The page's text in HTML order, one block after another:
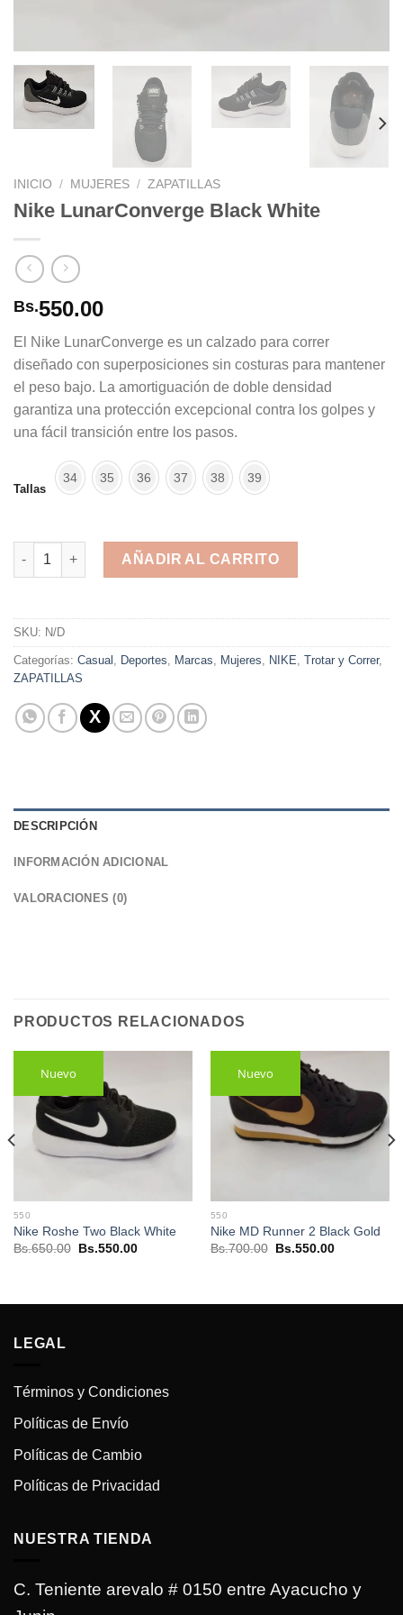
INICIO / MUJERES / ZAPATILLAS
Nike LunarConverge Black White
Bs.550.00
El Nike LunarConverge es un calzado para correr
diseñado con superposiciones sin costuras para mantener
el peso bajo. La amortiguación de doble densidad
garantiza una protección excepcional contra los golpes y
una fácil transición entre los pasos.
Tallas
34 35 36 37 38 39
Nike LunarConverge Black White cantidad
AÑADIR AL CARRITO
SKU: N/D
Categorías: Casual Deportes Marcas Mujeres NIKE Trotar y Correr,
ZAPATILLAS
DESCRIPCIÓN
INFORMACIÓN ADICIONAL
VALORACIONES (0)
PRODUCTOS RELACIONADOS
Nuevo
550
Nike Roshe Two Black White
Bs.650.00
El
Bs.550.00El
Nuevo
550
Nike MD Runner 2 Black Gold
Bs.700.00
El
Bs.550.00El
LEGAL
Términos y Condiciones
Políticas de Envío
Políticas de Cambio
Políticas de Privacidad
NUESTRA TIENDA
C. Teniente arevalo # 0150 entre Ayacucho y